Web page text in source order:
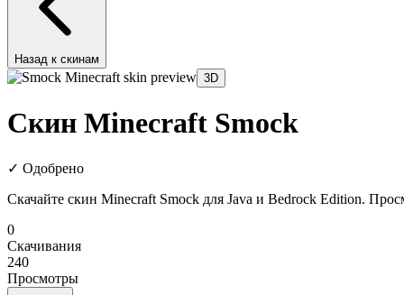
Назад к скинам
3D
Скин Minecraft Smock
✓ Одобрено
Скачайте скин Minecraft Smock для Java и Bedrock Edition.
0
Скачивания
240
Просмотры